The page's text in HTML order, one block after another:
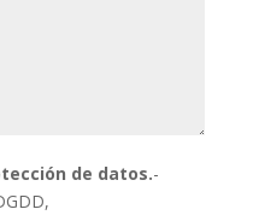
de datos.-